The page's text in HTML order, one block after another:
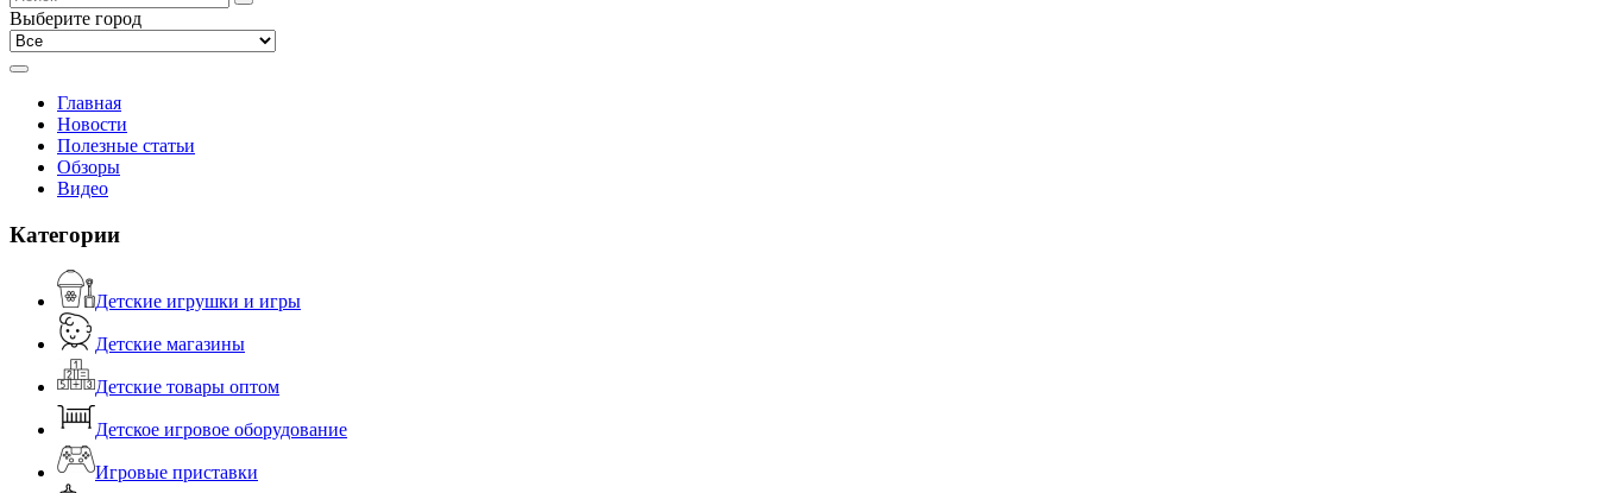
Выберите город
Главная
Новости
Полезные статьи
Обзоры
Видео
Категории
Детские игрушки и игры
Детские магазины
Детские товары оптом
Детское игровое оборудование
Игровые приставки